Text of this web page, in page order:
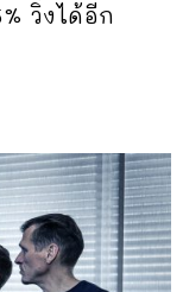
วิ่งได้อีก